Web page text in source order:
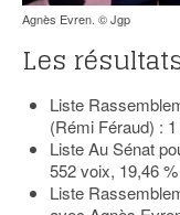
Agnès Evren. © Jgp
Les
Liste
(Rémi Féraud) :
Liste Au Sénat
552 voix, 19,46 %
Liste